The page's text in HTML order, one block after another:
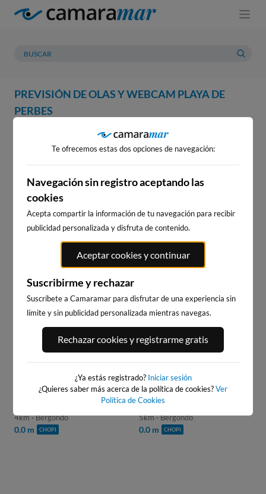
PREVISIÓN DE OLAS Y WEBCAM PLAYA DE
PERBES
PREVISIÓN METEOROLOGÍA
WEBCAM PLAYA DE PERBES
Stream
Type PRÓXIMO ANUNCIO EN:
WEBCAMS CERCANAS
4km · Bergondo
0.0 m CHOPI
PLAYA DE A CABANA
5km · Bergondo
0.0 m CHOPI
Te ofrecemos estas dos opciones de navegación:
Navegación sin registro aceptando las
cookies
Acepta compartir la información de tu navegación para recibir
publicidad personalizada y disfruta de contenido.
Aceptar cookies y continuar
Suscribirme y rechazar
Suscríbete a Camaramar para disfrutar de una experiencia sin
límite y sin publicidad personalizada mientras navegas.
Rechazar cookies y registrarme gratis
¿Ya estás registrado? Iniciar sesión
¿Quieres saber más acerca de la política de cookies?Ver
Política de Cookies